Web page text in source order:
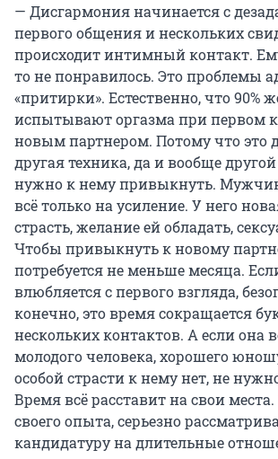
— Дисгармония начинается с
первого общения и нескольких
происходит интимный контакт.
то не понравилось. Это проблемы
«притирки». Естественно, что 90%
испытывают оргазма при первом
новым партнером. Потому что это
другая техника, да и вообще
нужно к нему привыкнуть.
всё только на усиление. У него
страсть, желание ей обладать,
Чтобы привыкнуть к новому
потребуется не меньше месяца.
влюбляется с первого взгляда,
конечно, это время сокращается
нескольких контактов. А если она
молодого человека, хорошего
особой страсти к нему нет, не
Время всё расставит на свои
своего опыта, серьезно
кандидатуру на длительные